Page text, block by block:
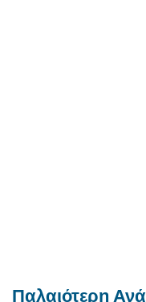
Παλαιότερη